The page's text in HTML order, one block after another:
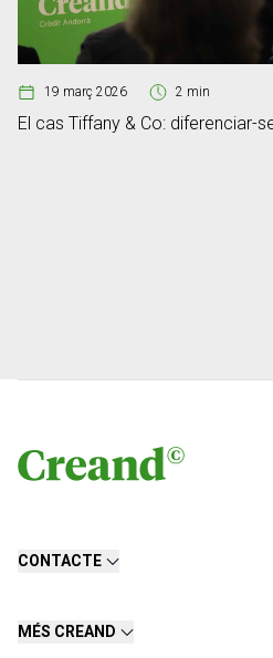
19 març 2026 2 min
El cas Tiffany & Co: diferenciar-
CONTACTE
MÉS CREAND